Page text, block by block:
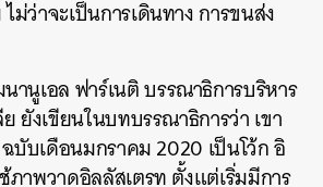
ว่าจะเป็นการเดินทาง การขนส่ง
านูเอล ฟาร์เนติ บรรณาธิการบริหาร
ยังเขียนในบทบรรณาธิการว่า เขา
ฉบับเดือนมกราคม 2020 เป็นโว้ก อิ
ภาพวาดอิลลัสเตรท ตั้งแต่เริ่มมีการ